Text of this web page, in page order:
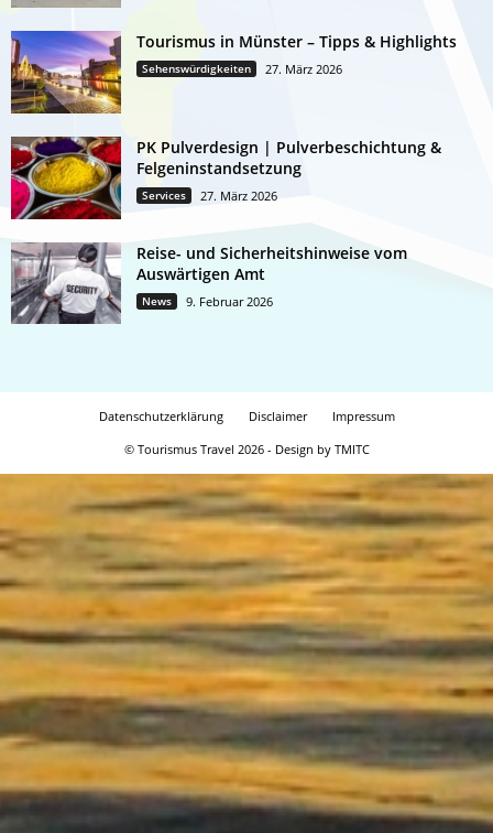
Tourismus in Münster – Tipps & Highlights
Sehenswürdigkeiten 27. März 2026
PK Pulverdesign | Pulverbeschichtung &
Felgeninstandsetzung
Services 27. März 2026
Reise- und Sicherheitshinweise vom
Auswärtigen Amt
News 9. Februar 2026
Datenschutzerklärung Disclaimer
Impressum
© Tourismus Travel 2026 - Design by TMITC